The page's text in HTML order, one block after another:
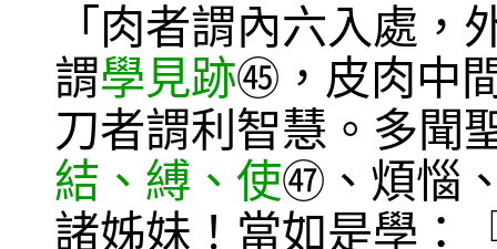
「肉者謂內六入處
謂學見跡㊺ ，皮肉中
刀者謂利智慧。多聞
結、縛、使㊼ 、煩惱
諸姊妹！當如是學：